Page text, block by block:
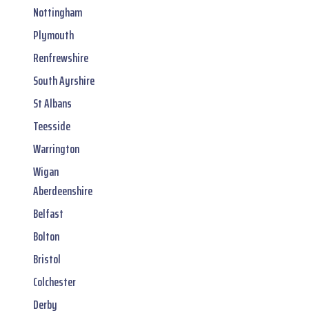
Nottingham
Plymouth
Renfrewshire
South Ayrshire
St Albans
Teesside
Warrington
Wigan
Aberdeenshire
Belfast
Bolton
Bristol
Colchester
Derby